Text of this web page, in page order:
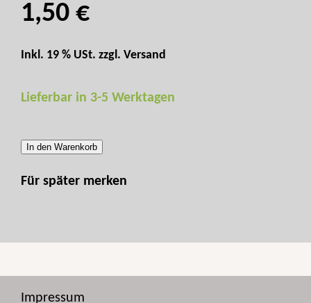
1,50 €
Inkl. 19 % USt. zzgl. Versand
Lieferbar in 3-5 Werktagen
In den Warenkorb
Für später merken
Impressum